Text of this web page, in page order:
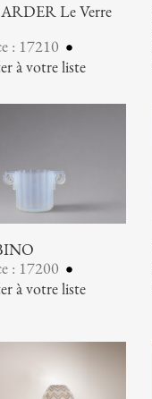
Le Verre
: 17210
à votre liste
: 17200
à votre liste